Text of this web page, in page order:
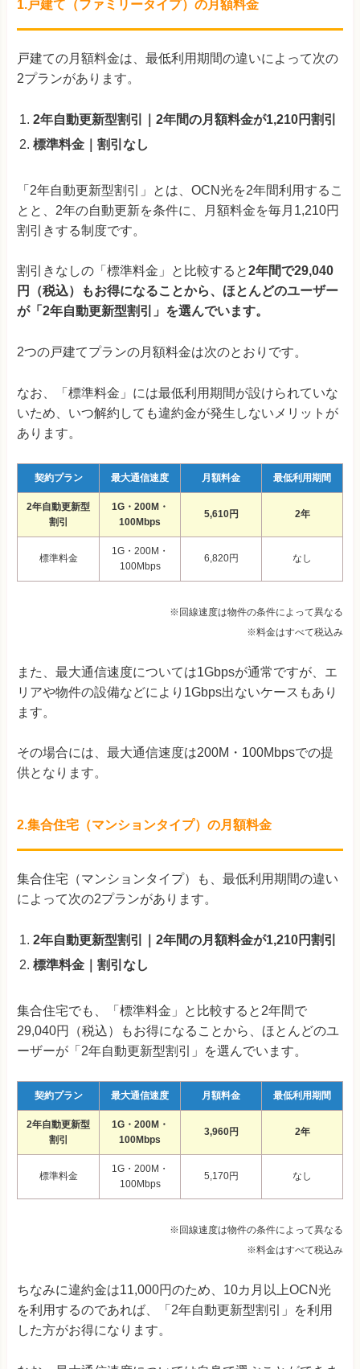
1.戸建て（ファミリータイプ）の月額料金
戸建ての月額料金は、最低利用期間の違いによって次の
2プランがあります。
2年自動更新型割引｜2年間の月額料金が1,210円割引
標準料金｜割引なし
「2年自動更新型割引」とは、OCN光を2年間利用するこ
とと、2年の自動更新を条件に、月額料金を毎月1,210円
割引きする制度です。
割引きなしの「標準料金」と比較すると2年間で29,040
円（税込）もお得になることから、ほとんどのユーザー
が「2年自動更新型割引」を選んでいます。
2つの戸建てプランの月額料金は次のとおりです。
なお、「標準料金」には最低利用期間が設けられていな
いため、いつ解約しても違約金が発生しないメリットが
あります。
契約プラン 最大通信速度 月額料金 最低利用期間
2年自動更新型
割引
1G・200M・
100Mbps
5,610円 2年
標準料金
1G・200M・
100Mbps
6,820円 なし
※回線速度は物件の条件によって異なる
※料金はすべて税込み
また、最大通信速度については1Gbpsが通常ですが、エ
リアや物件の設備などにより1Gbps出ないケースもあり
ます。
その場合には、最大通信速度は200M・100Mbpsでの提
供となります。
2.集合住宅（マンションタイプ）の月額料金
集合住宅（マンションタイプ）も、最低利用期間の違い
によって次の2プランがあります。
2年自動更新型割引｜2年間の月額料金が1,210円割引
標準料金｜割引なし
集合住宅でも、「標準料金」と比較すると2年間で
29,040円（税込）もお得になることから、ほとんどのユ
ーザーが「2年自動更新型割引」を選んでいます。
契約プラン 最大通信速度 月額料金 最低利用期間
2年自動更新型
割引
1G・200M・
100Mbps
3,960円 2年
標準料金
1G・200M・
100Mbps
5,170円 なし
※回線速度は物件の条件によって異なる
※料金はすべて税込み
ちなみに違約金は11,000円のため、10カ月以上OCN光
を利用するのであれば、「2年自動更新型割引」を利用
した方がお得になります。